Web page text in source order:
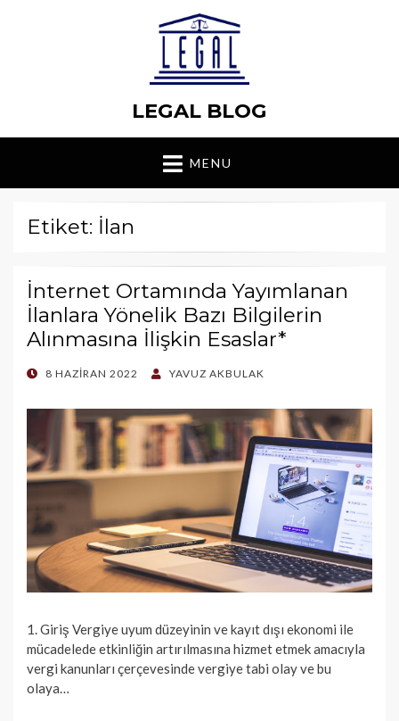
LEGAL BLOG
MENU
Etiket: İlan
İnternet Ortamında Yayımlanan
İlanlara Yönelik Bazı Bilgilerin
Alınmasına İlişkin Esaslar*
POSTED
8 HAZIRAN 2022 YAVUZ AKBULAK
1. Giriş Vergiye uyum düzeyinin ve kayıt dışı ekonomi ile
mücadelede etkinliğin artırılmasına hizmet etmek amacıyla
vergi kanunları çerçevesinde vergiye tabi olay ve bu
olaya…